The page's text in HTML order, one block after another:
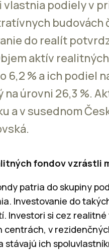
podiely v
budovách
do realít
aktív
6,2 % a ich podiel
na úrovni 26,3 %.
a v susednom
fondov vzrástli
patria do skupiny
Investovanie do
Investori si cez
centrách, v
stávajú ich